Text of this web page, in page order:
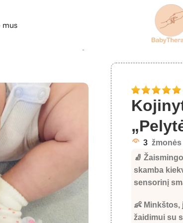
mus
3
🧦
skamba
sensorinį
👶
žaidimui su